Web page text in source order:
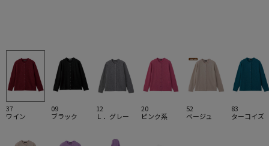
37
ワイン
09
ブラック
12
Ｌ．グレー
20
ピンク系
52
ベージュ
83
ターコイズ